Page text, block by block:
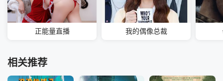
正能量直播 我的偶像总裁
相关推荐